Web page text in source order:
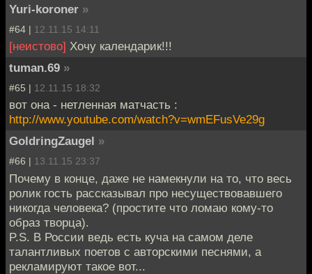
Yuri-koroner »
#64 | 12.11.15 14:11
[неистово] Хочу календарик!!!
tuman.69 »
#65 | 12.11.15 18:32
вот она - нетленная матчасть :
http://www.youtube.com/watch?v=wmEFusVe29g
GoldringZaugel »
#66 | 13.11.15 23:37
Почему в конце, даже не намекнули на то, что весь
ролик гость рассказывал про несуществовавшего
никогда человека? (простите что ломаю кому-то
образ творца).
P.S. В России ведь есть куча на самом деле
талантливых поетов с авторскими песнями, а
рекламируют такое вот...